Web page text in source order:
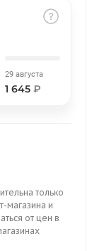
29 августа
1 645₽
только
магазина и
от цен в